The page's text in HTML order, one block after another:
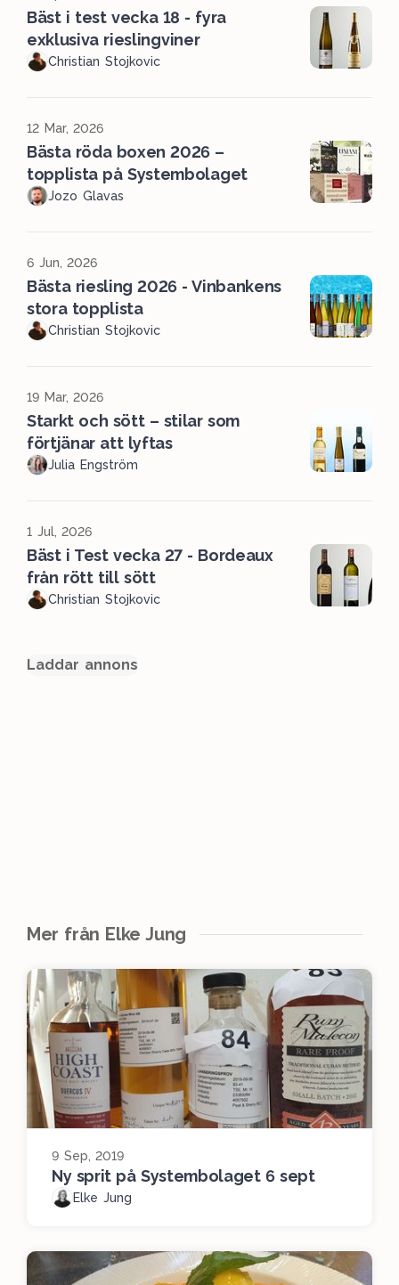
Bäst i test vecka 18 - fyra
exklusiva rieslingviner
Christian Stojkovic
12 Mar, 2026
Bästa röda boxen 2026 –
topplista på Systembolaget
Jozo Glavas
6 Jun, 2026
Bästa riesling 2026 - Vinbankens
stora topplista
Christian Stojkovic
19 Mar, 2026
Starkt och sött – stilar som
förtjänar att lyftas
Julia Engström
1 Jul, 2026
Bäst i Test vecka 27 - Bordeaux
från rött till sött
Christian Stojkovic
Laddar annons
Mer från Elke Jung
9 Sep, 2019
Ny sprit på Systembolaget 6 sept
Elke Jung